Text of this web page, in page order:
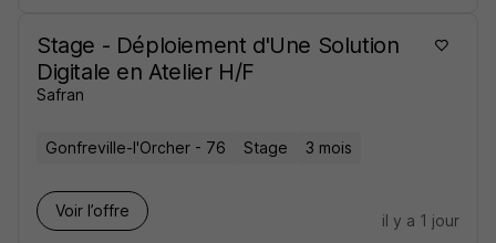
Stage - Déploiement d'Une Solution
Digitale en Atelier H/F
Safran
Gonfreville-l'Orcher - 76 Stage 3 mois
Voir l’offre
il y a 1 jour